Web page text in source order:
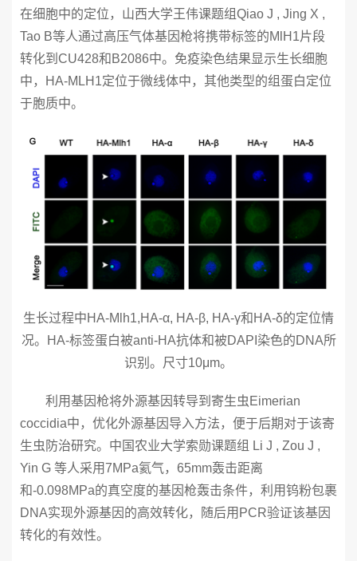
在细胞中的定位，山西大学王伟课题组Qiao J , Jing X ,
Tao B等人通过高压气体基因枪将携带标签的MlH1片段
转化到CU428和B2086中。免疫染色结果显示生长细胞
中，HA-MLH1定位于微线体中，其他类型的组蛋白定位
于胞质中。
生长过程中HA-Mlh1,HA-α, HA-β, HA-γ和HA-δ的定位情
况。HA-标签蛋白被anti-HA抗体和被DAPI染色的DNA所
识别。尺寸10μm。
利用基因枪将外源基因转导到寄生虫Eimerian
coccidia中，优化外源基因导入方法，便于后期对于该寄
生虫防治研究。中国农业大学索勋课题组 Li J , Zou J ,
Yin G 等人采用7MPa氦气，65mm轰击距离
和-0.098MPa的真空度的基因枪轰击条件，利用钨粉包裹
DNA实现外源基因的高效转化，随后用PCR验证该基因
转化的有效性。